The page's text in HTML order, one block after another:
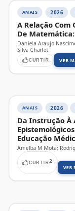
ANAIS 2026
A Relação Com
De
Daniela Araujo
Silva Charlot
CURTIR VER
ANAIS 2026
Da Instrução À
Educação
Amelba M Mota;
CURTIR 2
VER